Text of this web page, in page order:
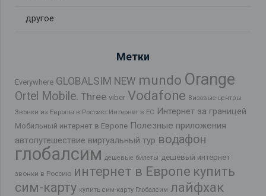
другое
Метки
Everywhere GLOBALSIM NEW mundo Orange
Ortel Mobile. Three viber Vodafone Визовые центры
Звонки из Европы в Россию Интернет в ЕС Интернет за границей
Мобильный интернет в Европе Полезные приложения
автопутешествие виртуальный тур водафон
глобалсим дешевые билеты дешевый интернет
звонки в Россию интернет в Европе купить
сим-карту купить сим-карту Глобалсим лайфхак